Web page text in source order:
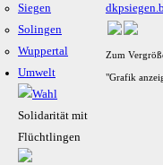
Siegen
Solingen
Wuppertal
Umwelt
Solidarität mit
Flüchtlingen
Zum
"Grafik